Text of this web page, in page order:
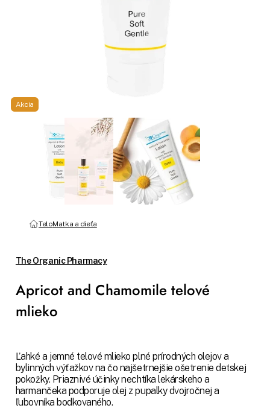
TeloMatka a dieťa
The Organic Pharmacy
Apricot and Chamomile telové
mlieko
Ľahké a jemné telové mlieko plné prírodných olejov a
bylinných výťažkov na čo najšetrnejšie ošetrenie detskej
pokožky. Priaznivé účinky nechtíka lekárskeho a
harmančeka podporuje olej z pupalky dvojročnej a
ľubovníka bodkovaného.
Akcia